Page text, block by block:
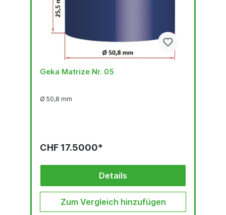
Geka Matrize Nr. 05
Ø 50,8 mm
CHF 17.5000*
Details
Zum Vergleich hinzufügen